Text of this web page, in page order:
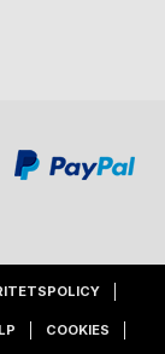
COOKIES